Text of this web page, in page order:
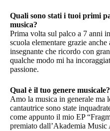
Quali sono stati i tuoi primi
musica?
Prima volta sul palco a 7 anni
scuola elementare grazie anche
insegnante che ricordo con
qualche modo mi ha
passione.
Qual è il tuo genere musicale?
Amo la musica in generale ma
cantautrice sono state
come appunto il mio EP
premiato dall’Akademia